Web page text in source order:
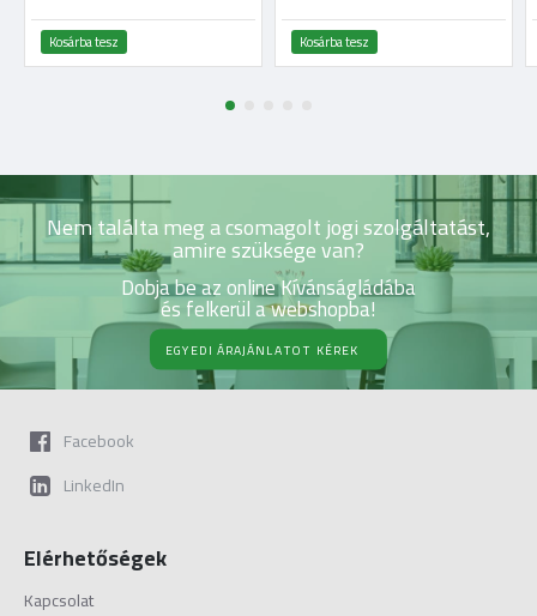
Kosárba tesz Kosárba tesz
Nem találta meg a csomagolt jogi szolgáltatást,
amire szüksége van?
Dobja be az online Kívánságládába
és felkerül a webshopba!
EGYEDI ÁRAJÁNLATOT KÉREK
Facebook
LinkedIn
Elérhetőségek
Kapcsolat